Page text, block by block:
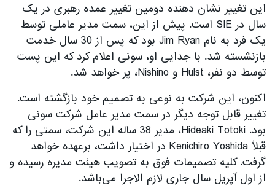
این تغییر نشان دهنده دومین تغییر عمده رهبری در یک
سال در SIE است. پیش از این، سمت مدیر عاملی توسط
یک فرد به نام Jim Ryan بود که پس از 30 سال خدمت
بازنشسته شد. با جدایی او، سونی اعلام کرد که این پست
توسط دو نفر، Hulst و Nishino، پر خواهد شد.
اکنون، این شرکت به نوعی به تصمیم خود بازگشته است.
تغییر قابل توجه دیگر در سمت مدیر عامل شرکت سونی
بود. Hideaki Totoki، مدیر 38 ساله این شرکت، سمتی را که
قبلاً Kenichiro Yoshida در اختیار داشت، برعهده خواهد
گرفت. کلیه تصمیمات فوق به تصویب هیئت مدیره رسیده و
از اول آپریل سال جاری لازم الاجرا می‌باشد.